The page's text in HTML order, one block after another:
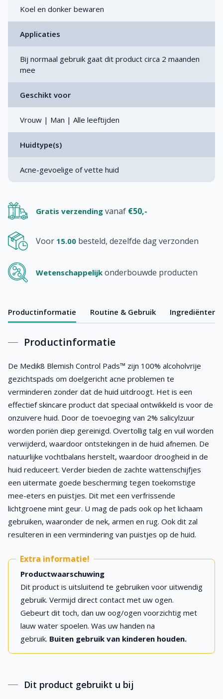
Koel en donker bewaren
Applicaties
Bij normaal gebruik gaat dit product circa 2 maanden
mee
Geschikt voor
Vrouw | Man | Alle leeftijden
Huidtype(s)
Acne-gevoelige of vette huid
Gratis verzending vanaf €50,-
Voor 15.00 besteld, dezelfde dag verzonden
Wetenschappelijk onderbouwde producten
Productinformatie Routine & Gebruik Ingrediënten
Productinformatie
De Medik8 Blemish Control Pads™ zijn 100% alcoholvrije
gezichtspads om doelgericht acne problemen te
verminderen zonder dat de huid uitdroogt. Het is een
effectief skincare product dat speciaal ontwikkeld is voor de
onzuivere huid. Door de toevoeging van 2% salicylzuur
worden poriën diep gereinigd. Overtollig talg en vuil worden
verwijderd, waardoor ontstekingen in de huid afnemen. De
natuurlijke vochtbalans herstelt, waardoor droogheid in de
huid reduceert. Verder bieden de zachte wattenschijfjes
een uitermate goede bescherming tegen toekomstige
mee-eters en puistjes. Dit met een verfrissende
lichtgroene mint geur. U mag de pads ook op het lichaam
gebruiken, waaronder de nek, armen en rug. Ook dit zal
resulteren in een vermindering van puistjes op de huid.
Extra informatie!
Productwaarschuwing
Dit product is uitsluitend te gebruiken voor uitwendig
gebruik. Vermijd direct contact met uw ogen.
Gebeurt dit toch, dan uw oog/ogen voorzichtig met
lauw water spoelen. Was uw handen na
gebruik. Buiten gebruik van kinderen houden.
Dit product gebruikt u bij